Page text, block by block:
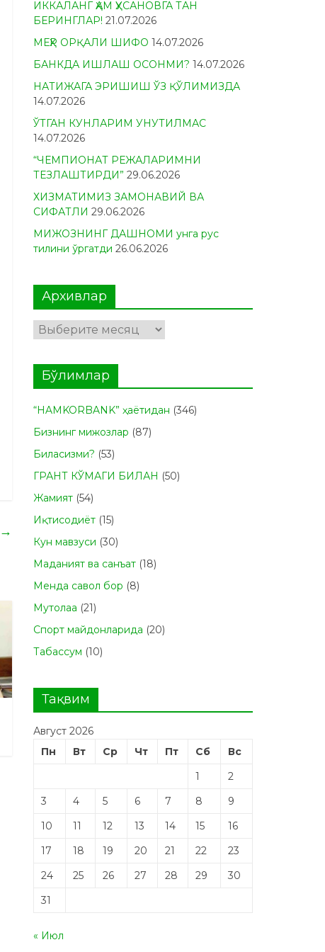
→
ИККАЛАНГ ҲАМ ҲУСАНОВГА ТАН
БЕРИНГЛАР! 21.07.2026
МЕҲР ОРҚАЛИ ШИФО 14.07.2026
БАНКДА ИШЛАШ ОСОНМИ? 14.07.2026
НАТИЖАГА ЭРИШИШ ЎЗ ҚЎЛИМИЗДА
14.07.2026
ЎТГАН КУНЛАРИМ УНУТИЛМАС
14.07.2026
“ЧЕМПИОНАТ РЕЖАЛАРИМНИ
ТЕЗЛАШТИРДИ” 29.06.2026
ХИЗМАТИМИЗ ЗАМОНАВИЙ ВА
СИФАТЛИ 29.06.2026
МИЖОЗНИНГ ДАШНОМИ унга рус
тилини ўргатди 26.06.2026
Архивлар
Архивлар
Бўлимлар
“HAMKORBANK” ҳаётидан (346)
Бизнинг мижозлар (87)
Биласизми? (53)
ГРАНТ КЎМАГИ БИЛАН (50)
Жамият (54)
Иқтисодиёт (15)
Кун мавзуси (30)
Маданият ва санъат (18)
Менда савол бор (8)
Мутолаа (21)
Спорт майдонларида (20)
Табасcум (10)
Тақвим
Август 2026
Пн
Вт Ср Чт Пт Сб
Вс
1
2
3
4 5 6 7 8
9
10
11 12 13 14 15
16
17
18 19 20 21 22
23
24
25 26 27 28 29
30
31
« Июл